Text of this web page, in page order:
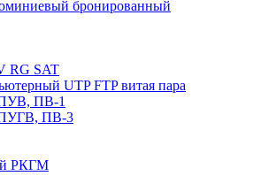
бронированный
RG SAT
UTP FTP витая пара
ПВ-1
ПВ-3
РКГМ